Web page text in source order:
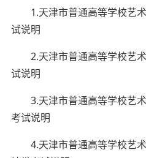
1.天津市普通高等学校艺术
试说明
2.天津市普通高等学校艺术
试说明
3.天津市普通高等学校艺术
考试说明
4.天津市普通高等学校艺术